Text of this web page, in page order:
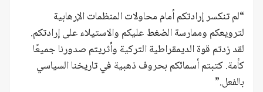
“لم تنكسر إرادتكم أمام محاولات المنظمات الإرهابية
لترويعكم وممارسة الضغط عليكم والاستيلاء على إرادتكم.
لقد زدتم قوة الديمقراطية التركية وأثريتم صدورنا جميعًا
كأمة. كتبتم أسمائكم بحروف ذهبية في تاريخنا السياسي
بالفعل.”